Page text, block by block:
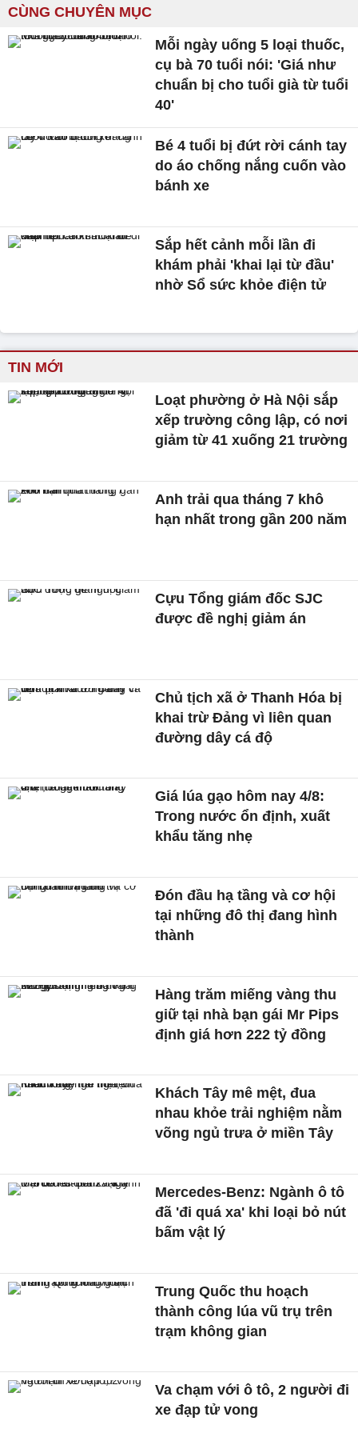
CÙNG CHUYÊN MỤC
Mỗi ngày uống 5 loại thuốc,
cụ bà 70 tuổi nói: 'Giá như
chuẩn bị cho tuổi già từ tuổi
40'
Bé 4 tuổi bị đứt rời cánh tay
do áo chống nắng cuốn vào
bánh xe
Sắp hết cảnh mỗi lần đi
khám phải 'khai lại từ đầu'
nhờ Sổ sức khỏe điện tử
TIN MỚI
Loạt phường ở Hà Nội sắp
xếp trường công lập, có nơi
giảm từ 41 xuống 21 trường
Anh trải qua tháng 7 khô
hạn nhất trong gần 200 năm
Cựu Tổng giám đốc SJC
được đề nghị giảm án
Chủ tịch xã ở Thanh Hóa bị
khai trừ Đảng vì liên quan
đường dây cá độ
Giá lúa gạo hôm nay 4/8:
Trong nước ổn định, xuất
khẩu tăng nhẹ
Đón đầu hạ tầng và cơ hội
tại những đô thị đang hình
thành
Hàng trăm miếng vàng thu
giữ tại nhà bạn gái Mr Pips
định giá hơn 222 tỷ đồng
Khách Tây mê mệt, đua
nhau khỏe trải nghiệm nằm
võng ngủ trưa ở miền Tây
Mercedes-Benz: Ngành ô tô
đã 'đi quá xa' khi loại bỏ nút
bấm vật lý
Trung Quốc thu hoạch
thành công lúa vũ trụ trên
trạm không gian
Va chạm với ô tô, 2 người đi
xe đạp tử vong